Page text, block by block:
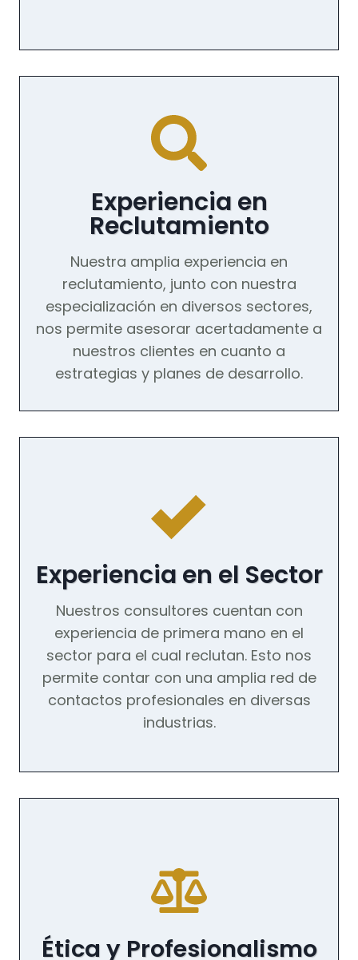
Experiencia en
Reclutamiento
Nuestra amplia experiencia en
reclutamiento, junto con nuestra
especialización en diversos sectores,
nos permite asesorar acertadamente a
nuestros clientes en cuanto a
estrategias y planes de desarrollo.
Experiencia en el Sector
Nuestros consultores cuentan con
experiencia de primera mano en el
sector para el cual reclutan. Esto nos
permite contar con una amplia red de
contactos profesionales en diversas
industrias.
Ética y Profesionalismo